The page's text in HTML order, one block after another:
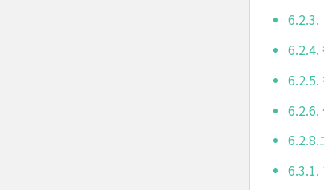
6.2.4.
6.2.5.
6.2.6.
6.2.8.
6.3.1.